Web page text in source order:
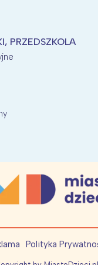
PRZEDSZKOLA
Polityka